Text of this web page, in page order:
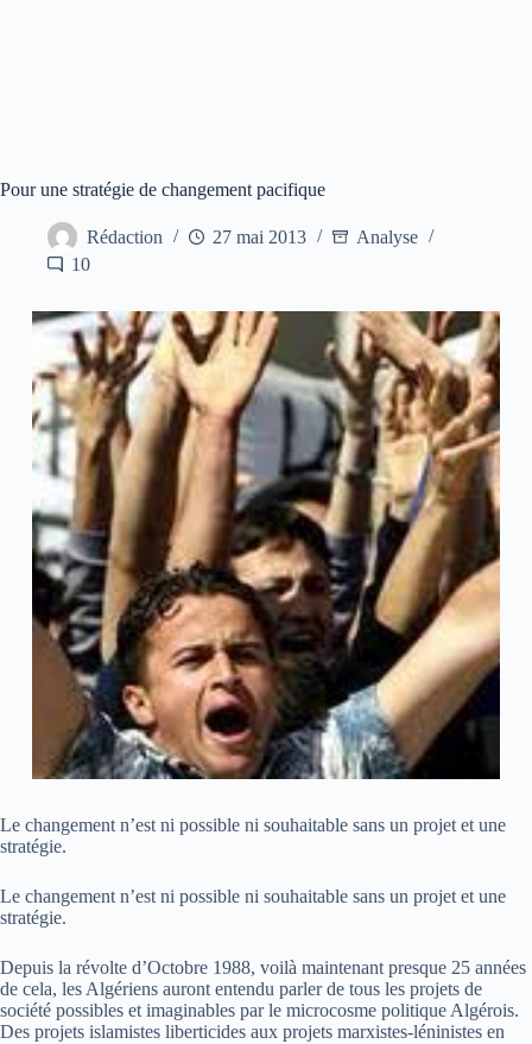
Pour une stratégie de changement pacifique
Rédaction 27 mai 2013
Analyse
10
Le changement n’est ni possible ni souhaitable sans un projet et une
stratégie.
Le changement n’est ni possible ni souhaitable sans un projet et une
stratégie.
Depuis la révolte d’Octobre 1988, voilà maintenant presque 25 années
de cela, les Algériens auront entendu parler de tous les projets de
société possibles et imaginables par le microcosme politique Algérois.
Des projets islamistes liberticides aux projets marxistes-léninistes en